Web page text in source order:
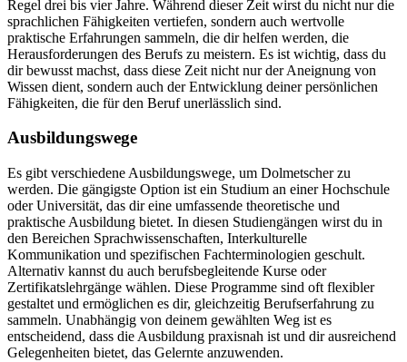
Regel drei bis vier Jahre. Während dieser Zeit wirst du nicht nur die
sprachlichen Fähigkeiten vertiefen, sondern auch wertvolle
praktische Erfahrungen sammeln, die dir helfen werden, die
Herausforderungen des Berufs zu meistern. Es ist wichtig, dass du
dir bewusst machst, dass diese Zeit nicht nur der Aneignung von
Wissen dient, sondern auch der Entwicklung deiner persönlichen
Fähigkeiten, die für den Beruf unerlässlich sind.
Ausbildungswege
Es gibt verschiedene Ausbildungswege, um Dolmetscher zu
werden. Die gängigste Option ist ein Studium an einer Hochschule
oder Universität, das dir eine umfassende theoretische und
praktische Ausbildung bietet. In diesen Studiengängen wirst du in
den Bereichen Sprachwissenschaften, Interkulturelle
Kommunikation und spezifischen Fachterminologien geschult.
Alternativ kannst du auch berufsbegleitende Kurse oder
Zertifikatslehrgänge wählen. Diese Programme sind oft flexibler
gestaltet und ermöglichen es dir, gleichzeitig Berufserfahrung zu
sammeln. Unabhängig von deinem gewählten Weg ist es
entscheidend, dass die Ausbildung praxisnah ist und dir ausreichend
Gelegenheiten bietet, das Gelernte anzuwenden.